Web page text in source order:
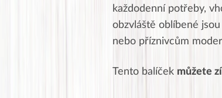
každodenní potřeby,
obzvláště oblíbené
nebo příznivcům
Tento balíček můžete